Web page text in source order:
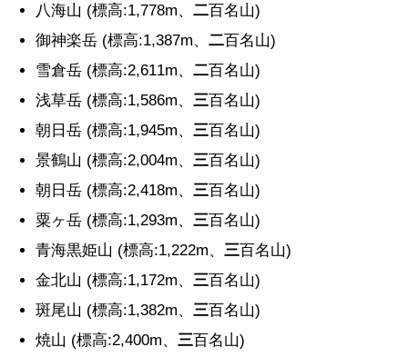
八海山 (標高:1,778m、 二百名山)
御神楽岳 (標高:1,387m、 二百名山)
雪倉岳 (標高:2,611m、 二百名山)
浅草岳 (標高:1,586m、 三百名山)
朝日岳 (標高:1,945m、 三百名山)
景鶴山 (標高:2,004m、 三百名山)
朝日岳 (標高:2,418m、 三百名山)
粟ヶ岳 (標高:1,293m、 三百名山)
青海黒姫山 (標高:1,222m、 三百名山)
金北山 (標高:1,172m、 三百名山)
斑尾山 (標高:1,382m、 三百名山)
焼山 (標高:2,400m、 三百名山)